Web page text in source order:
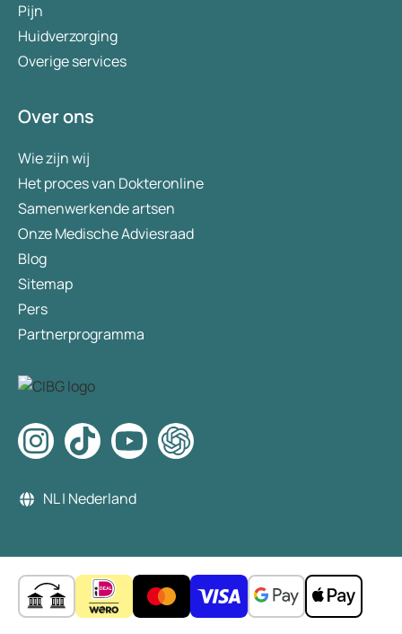
Pijn
Huidverzorging
Overige services
Over ons
Wie zijn wij
Het proces van Dokteronline
Samenwerkende artsen
Onze Medische Adviesraad
Blog
Sitemap
Pers
Partnerprogramma
NL | Nederland